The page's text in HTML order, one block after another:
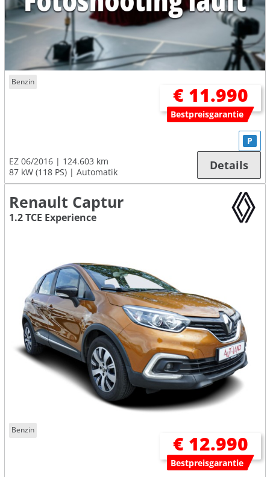
Benzin
€ 11.990
Bestpreisgarantie
EZ 06/2016
124.603 km
87 kW (118 PS)
Automatik
P
Details
Renault Captur
1.2 TCE Experience
Benzin
€ 12.990
Bestpreisgarantie